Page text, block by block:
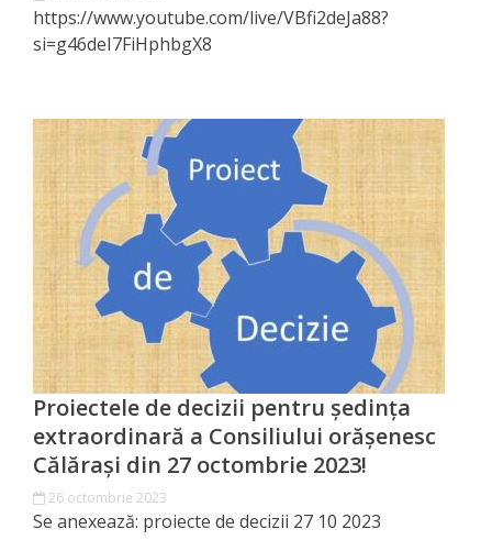
Lista
Primăriei
Călăraşi
Contabilitate
Serviciul
Arhitectură
şi
Urbanism
Serviciul
de
Atragere
https://www.youtube.com/live/VBfi2deJa88?
si=g46deI7FiHphbgX8
Proiectele de decizii pentru ședința
extraordinară a Consiliului orășenesc
Călărași din 27 octombrie 2023!
26 octombrie 2023
Se anexează: proiecte de decizii 27 10 2023